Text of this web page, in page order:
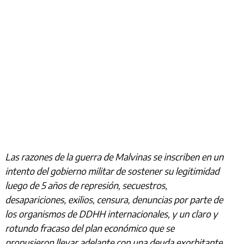
Las razones de la guerra de Malvinas se inscriben en un
intento del gobierno militar de sostener su legitimidad
luego de 5 años de represión, secuestros,
desapariciones, exilios, censura, denuncias por parte de
los organismos de DDHH internacionales, y un claro y
rotundo fracaso del plan económico que se